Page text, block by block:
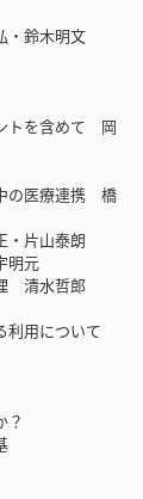
・鈴木明文
トを含めて 岡
の医療連携 橋
片山泰朗
明元
清水哲郎
利用について
？